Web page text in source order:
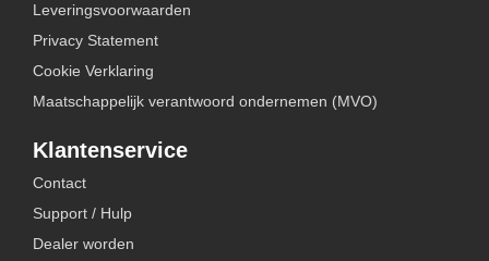
Leveringsvoorwaarden
Privacy Statement
Cookie Verklaring
Maatschappelijk verantwoord ondernemen (MVO)
Klantenservice
Contact
Support / Hulp
Dealer worden